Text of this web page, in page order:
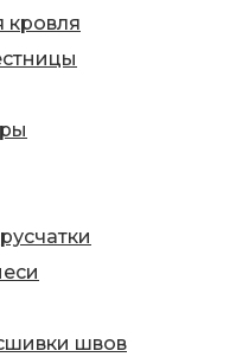
кровля
швов